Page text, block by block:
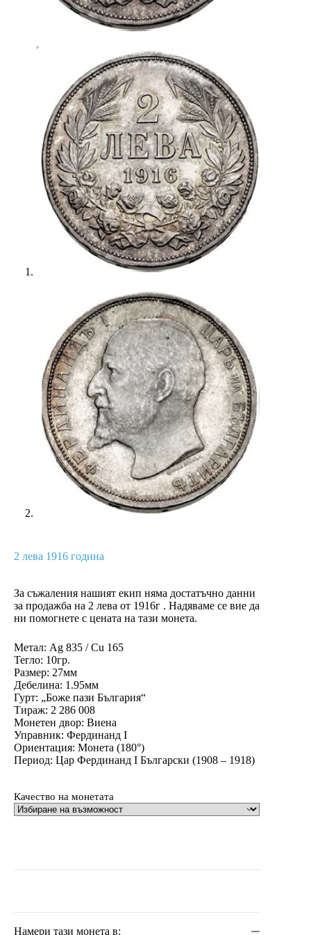
2 лева 1916 година
За съжаления нашият екип няма достатъчно данни
за продажба на 2 лева от 1916г . Надяваме се вие да
ни помогнете с цената на тази монета.
Метал: Ag 835 / Cu 165
Тегло: 10гр.
Размер: 27мм
Дебелина: 1.95мм
Гурт: „Боже пази България“
Тираж: 2 286 008
Монетен двор: Виена
Управник: Фердинанд I
Ориентация: Монета (180°)
Период: Цар Фердинанд I Български (1908 – 1918)
Качество на монетата
Намери тази монета в: